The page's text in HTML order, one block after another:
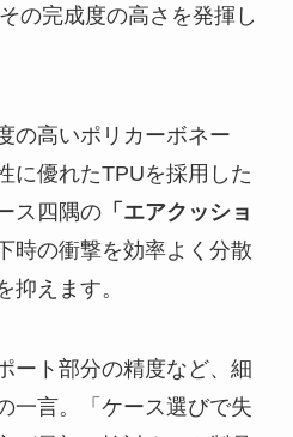
の完成度の高さを発揮し
の高いポリカーボネー
に優れたTPUを採用した
ス四隅の「エアクッショ
時の衝撃を効率よく分散
抑えます。
ート部分の精度など、細
一言。「ケース選びで失